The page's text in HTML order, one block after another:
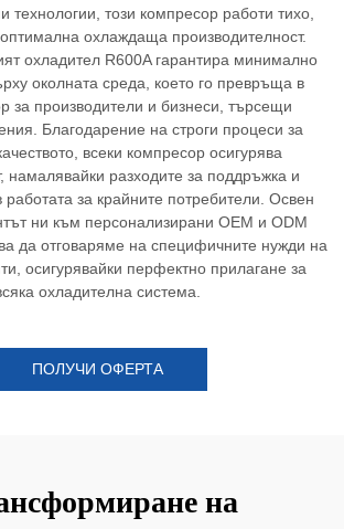
технологии, този компресор работи тихо,
оптимална охлаждаща производителност.
охладител R600A гарантира минимално
околната среда, което го превръща в
за производители и бизнеси, търсещи
Благодарение на строги процеси за
всеки компресор осигурява
намалявайки разходите за поддръжка и
работата за крайните потребители. Освен
ни към персонализирани OEM и ODM
да отговаряме на специфичните нужди на
осигурявайки перфектно прилагане за
охладителна система.
ПОЛУЧИ ОФЕРТА
на